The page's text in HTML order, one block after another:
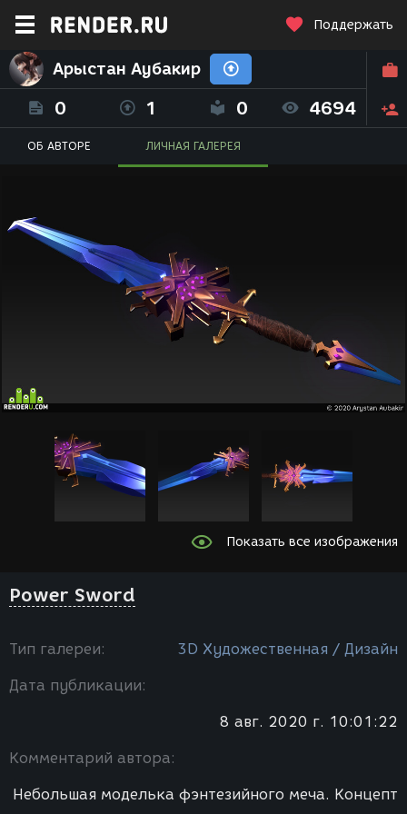
Поддержать
Арыстан Аубакир
0 1 0 4694
ОБ АВТОРЕ ЛИЧНАЯ ГАЛЕРЕЯ
Показать все изображения
Power Sword
Тип галереи: 3D Художественная / Дизайн
Дата публикации:
8 авг. 2020 г. 10:01:22
Комментарий автора:
Небольшая моделька фэнтезийного меча. Концепт